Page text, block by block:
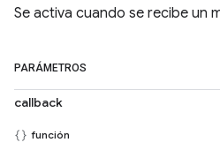
Se activa cuando se recibe un
PARÁMETROS
callback
función